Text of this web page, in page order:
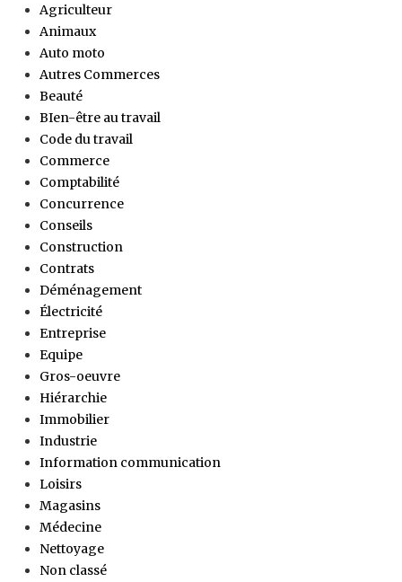
Agriculteur
Animaux
Auto moto
Autres Commerces
Beauté
BIen-être au travail
Code du travail
Commerce
Comptabilité
Concurrence
Conseils
Construction
Contrats
Déménagement
Électricité
Entreprise
Equipe
Gros-oeuvre
Hiérarchie
Immobilier
Industrie
Information communication
Loisirs
Magasins
Médecine
Nettoyage
Non classé